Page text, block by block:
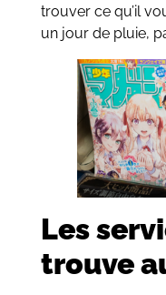
trouver ce qu’il
un jour de pluie,
Les
trouve